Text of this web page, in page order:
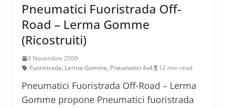
Pneumatici Fuoristrada Off-
Road – Lerma Gomme
(Ricostruiti)
9 Novembre 2009
Fuoristrada, Lerma Gomme, Pneumatici 4x4 12 min read
Pneumatici Fuoristrada Off-Road – Lerma
Gomme propone Pneumatici fuoristrada